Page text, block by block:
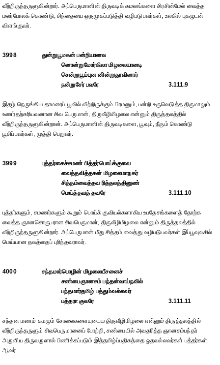
வீற்றிருந்தருளுகின்றார். அப்பெருமானின் திருவடிக் கமலங்களை சிரசின்மேல் வைத்த
மலர்போலக் கொண்டு, சிந்தையை ஒருமுகப்படுத்தி வழிபடுபவர்கள், உலகில் புகழுடன்
விளங்குவர்.
3998
துன்றுபூமகன் பன்றியானவ
னொன்றுமோர்கிலா மிழலையானடி
சென்றுபூம்புன னின்றுதூவினார்
நன்றுசேர் பவரே
3.111.9
இதழ் நெருங்கிய தாமரைப் பூவில் வீற்றிருக்கும் பிரமனும், பன்றி உருவெடுத்த திருமாலும்
உணர்தற்கரியவனான சிவ பெருமான், திருவீழிமிழலை என்னும் திருத்தலத்தில்
வீற்றிருந்தருளுகின்றான். அப்பெருமானின் திருவடிகளை, பூவும், நீரும் கொண்டு
பூசிப்பவர்கள், முத்தி பெறுவர்.
3999
புத்தர்கைச்சமண் பித்தர்பொய்க்குவை
வைத்தவித்தகன் மிழலைமாநகர்
சித்தம்வைத்தவ ரித்தலத்தினுண்
மெய்த்தவத் தவரே
3.111.10
புத்தர்களும், சமணர்களும் கூறும் பொய்க் குவியல்களாகிய உபதேசங்களைத் தோற்க
வைத்த ஞானசொரூபரான சிவபெருமான், திருவீழிமிழலை என்னும் திருத்தலத்தில்
வீற்றிருந்தருளுகின்றார். அப்பெருமான் மீது சித்தம் வைத்து வழிபடுபவர்கள் இப்பூவுலகில்
மெய்யான தவத்தைப் புரிந்தவராவர்.
4000
சந்தமார்பொழின் மிழலையீசனைச்
சண்பைஞானசம் பந்தன்வாய்நவில்
பந்தமார்தமிழ் பத்தும்வல்லவர்
பத்தரா குவரே
3.111.11
சந்தன மணம் கமழும் சோலைகளையுடைய திருவீழிமிழலை என்னும் திருத்தலத்தில்
வீற்றிருந்தருளும் சிவபெருமானைப் போற்றி, சண்பையில் அவதரித்த ஞானசம்பந்தர்
அருளிய திருவருளால் பிணிக்கப்படும் இத்தமிழ்ப்பதிகத்தை ஓதவல்லவர்கள் பத்தர்கள்
ஆவர்.